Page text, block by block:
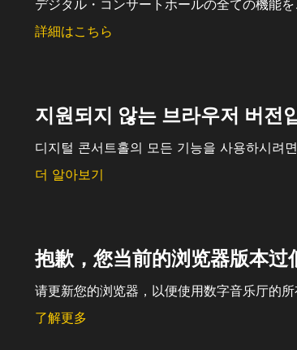
デジタル・コンサートホールの全ての機能
詳細はこちら
지원되지 않는 브라우저 버전
디지털 콘서트홀의 모든 기능을 사용하시려
더 알아보기
抱歉，您当前的浏览器版本过
请更新您的浏览器，以便使用数字音乐厅的所
了解更多